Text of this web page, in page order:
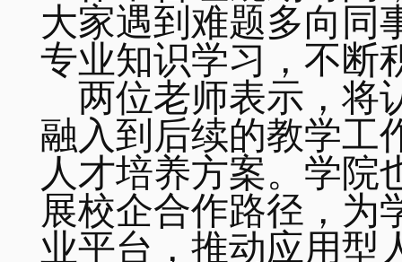
大家遇到难题多向同
专业知识学习，不断
两位老师表示，将
融入到后续的教学工
人才培养方案。学院
展校企合作路径，为
业平台，推动应用型